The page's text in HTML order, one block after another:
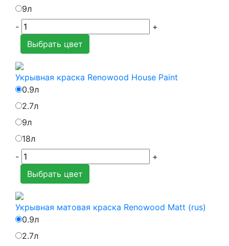
9л
-
+
Выбрать цвет
Укрывная краска Renowood House Paint
0.9л
2.7л
9л
18л
-
+
Выбрать цвет
Укрывная матовая краска Renowood Matt (rus)
0.9л
2.7л